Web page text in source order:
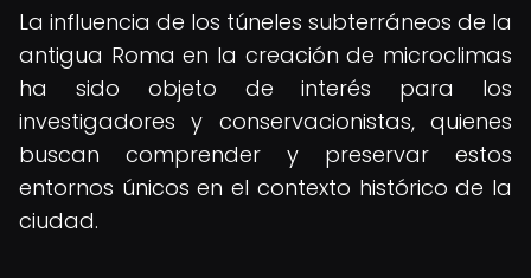
La influencia de los túneles subterráneos de la
antigua Roma en la creación de microclimas
ha sido objeto de interés para los
investigadores y conservacionistas, quienes
buscan comprender y preservar estos
entornos únicos en el contexto histórico de la
ciudad.